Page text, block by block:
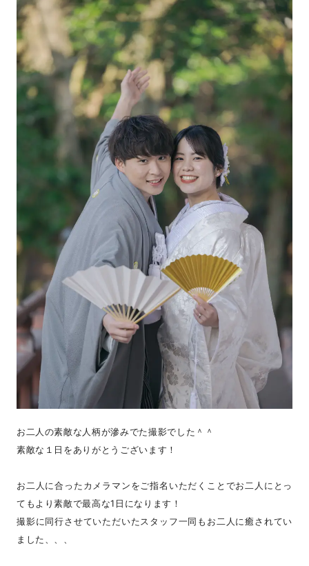
お二人の素敵な人柄が滲みでた撮影でした＾＾
素敵な１日をありがとうございます！
お二人に合ったカメラマンをご指名いただくことでお二人にとっ
てもより素敵で最高な1日になります！
撮影に同行させていただいたスタッフ一同もお二人に癒されてい
ました、、、